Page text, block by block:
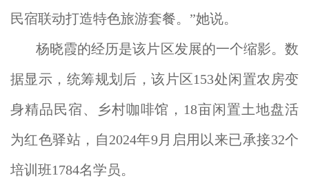
民宿联动打造特色旅游套餐。”她说。
杨晓霞的经历是该片区发展的一个缩影。数
据显示，统筹规划后，该片区153处闲置农房变
身精品民宿、乡村咖啡馆，18亩闲置土地盘活
为红色驿站，自2024年9月启用以来已承接32个
培训班1784名学员。